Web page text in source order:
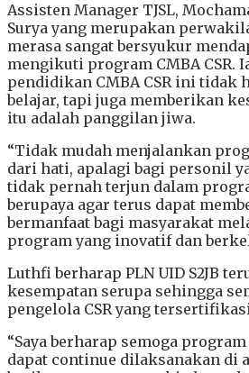
Assisten Manager TJSL,
Surya yang merupakan
merasa sangat bersyukur
mengikuti program CMBA CSR.
pendidikan CMBA CSR ini tidak
belajar, tapi juga memberikan
itu adalah panggilan jiwa.
“Tidak mudah menjalankan
dari hati, apalagi bagi personil
tidak pernah terjun dalam
berupaya agar terus dapat
bermanfaat bagi masyarakat
program yang inovatif dan
Luthfi berharap PLN UID S2JB
kesempatan serupa sehingga
pengelola CSR yang
“Saya berharap semoga
dapat continue dilaksanakan di